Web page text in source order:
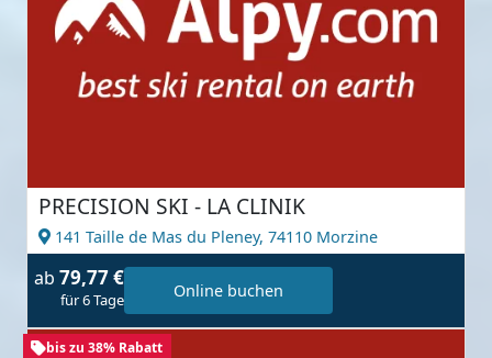
PRECISION SKI - LA CLINIK
141 Taille de Mas du Pleney, 74110 Morzine
ab 79,77 €
für 6 Tage Online buchen
bis zu 38% Rabatt